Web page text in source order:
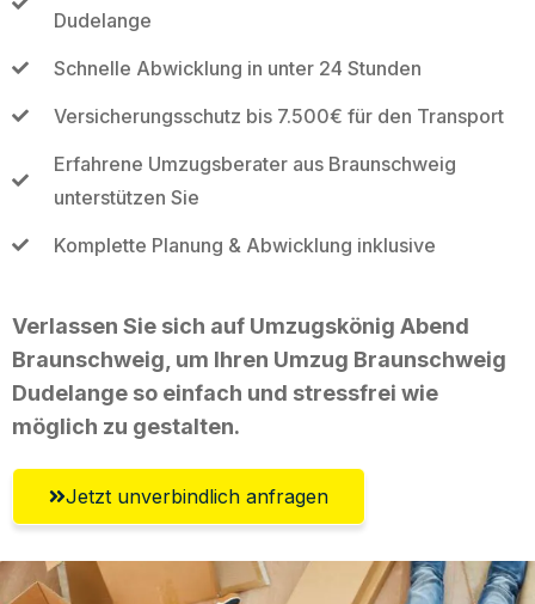
Dudelange
Schnelle Abwicklung in unter 24 Stunden
Versicherungsschutz bis 7.500€ für den Transport
Erfahrene Umzugsberater aus Braunschweig
unterstützen Sie
Komplette Planung & Abwicklung inklusive
Verlassen Sie sich auf Umzugskönig Abend
Braunschweig, um Ihren Umzug Braunschweig
Dudelange so einfach und stressfrei wie
möglich zu gestalten.
Jetzt unverbindlich anfragen